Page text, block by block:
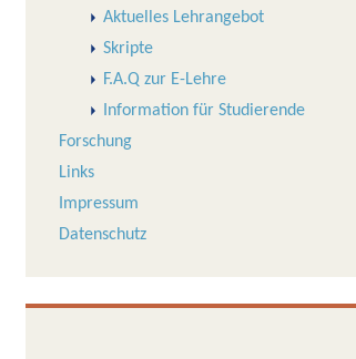
Aktuelles Lehrangebot
Skripte
F.A.Q zur E-Lehre
Information für Studierende
Forschung
Links
Impressum
Datenschutz